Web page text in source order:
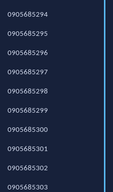
0905685294
0905685295
0905685296
0905685297
0905685298
0905685299
0905685300
0905685301
0905685302
0905685303